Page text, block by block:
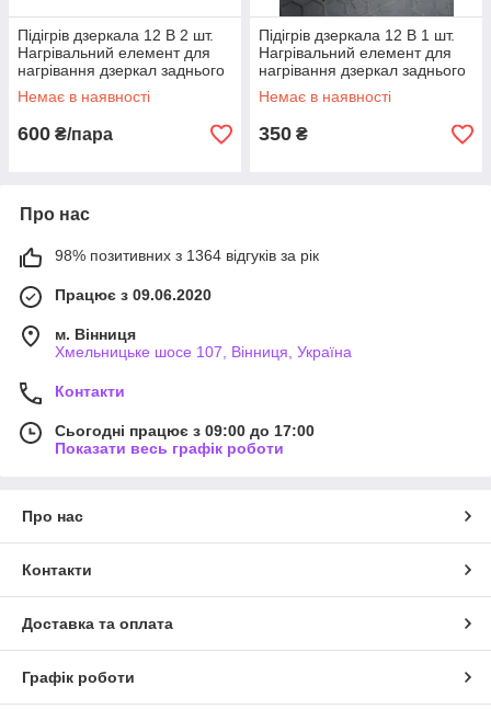
Підігрів дзеркала 12 В 2 шт.
Нагрівальний елемент для
нагрівання дзеркал заднього
огляду. 2 елемента
Немає в наявності
600 ₴/пара
Підігрів дзеркала 12 В 1 шт.
Нагрівальний елемент для
нагрівання дзеркал заднього
огляду. 1 елемент!
Немає в наявності
350 ₴
Про нас
98% позитивних з 1364 відгуків за рік
Працює з 09.06.2020
м. Вінниця
Хмельницьке шосе 107, Вінниця, Україна
Контакти
Сьогодні працює з 09:00 до 17:00
Показати весь графік роботи
Про нас
Контакти
Доставка та оплата
Графік роботи